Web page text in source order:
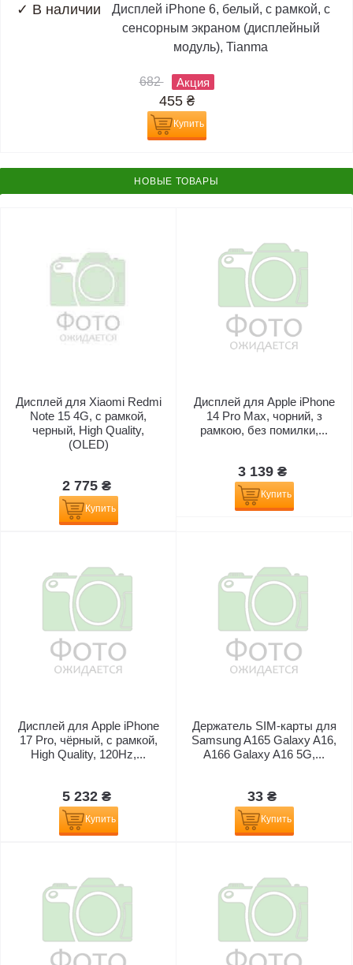
✓ В наличии
Дисплей iPhone 6, белый, с рамкой, с
сенсорным экраном (дисплейный
модуль), Tianma
682 Акция
455 ₴
Купить
НОВЫЕ ТОВАРЫ
Дисплей для Xiaomi Redmi
Note 15 4G, с рамкой,
черный, High Quality,
(OLED)
2 775 ₴
Купить
Дисплей для Apple iPhone
14 Pro Max, чорний, з
рамкою, без помилки,...
3 139 ₴
Купить
Дисплей для Apple iPhone
17 Pro, чёрный, с рамкой,
High Quality, 120Hz,...
5 232 ₴
Купить
Держатель SIM-карты для
Samsung A165 Galaxy A16,
A166 Galaxy A16 5G,...
33 ₴
Купить